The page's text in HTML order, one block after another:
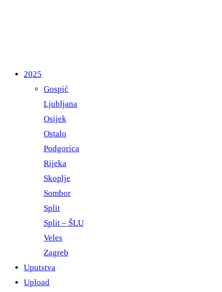
2025
Gospić
Ljubljana
Osijek
Ostalo
Podgorica
Rijeka
Skoplje
Sombor
Split
Split – ŠLU
Veles
Zagreb
Uputstva
Upload